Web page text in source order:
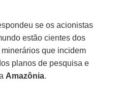
se os acionistas
estão cientes dos
que incidem
planos de pesquisa e
Amazônia.